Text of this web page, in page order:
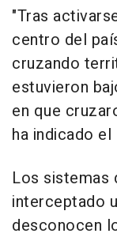
"Tras
centro del
cruzando
estuvieron
en que
ha indicado
Los sistemas
interceptado
desconocen